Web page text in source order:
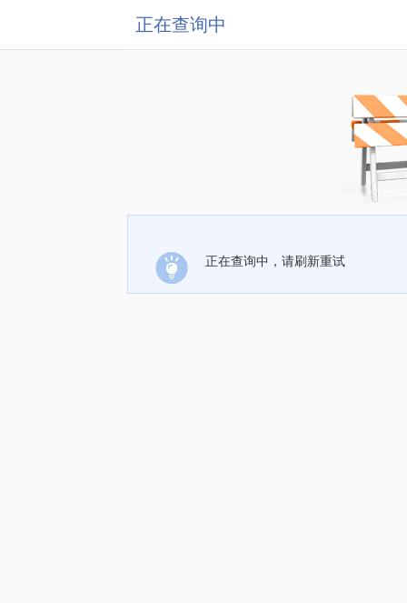
正在查询中
正在查询中，请刷新重试